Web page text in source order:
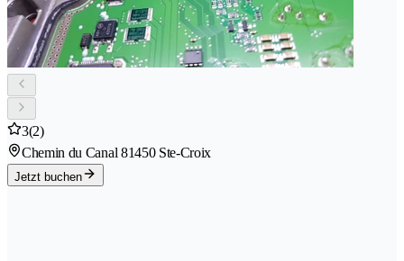
3(2)
Chemin du Canal 81450 Ste-Croix
Jetzt buchen